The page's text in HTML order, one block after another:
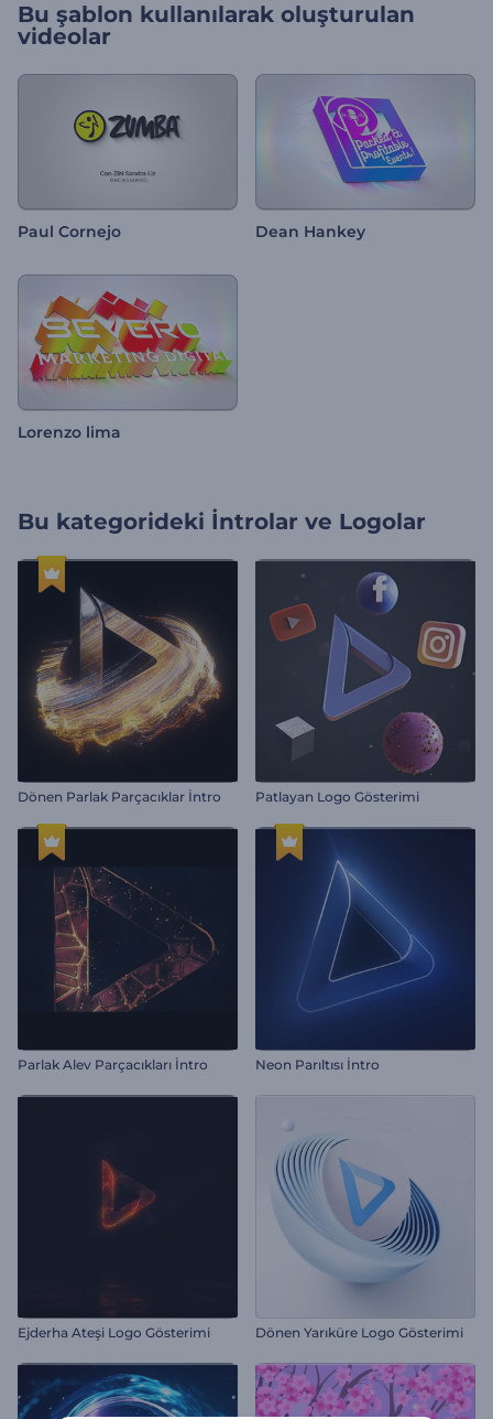
Bu şablon kullanılarak oluşturulan
videolar
Paul Cornejo Dean Hankey
Lorenzo lima
Bu kategorideki İntrolar ve Logolar
Dönen Parlak Parçacıklar İntro Patlayan Logo Gösterimi
Parlak Alev Parçacıkları İntro Neon Parıltısı İntro
Ejderha Ateşi Logo Gösterimi Dönen Yarıküre Logo Gösterimi